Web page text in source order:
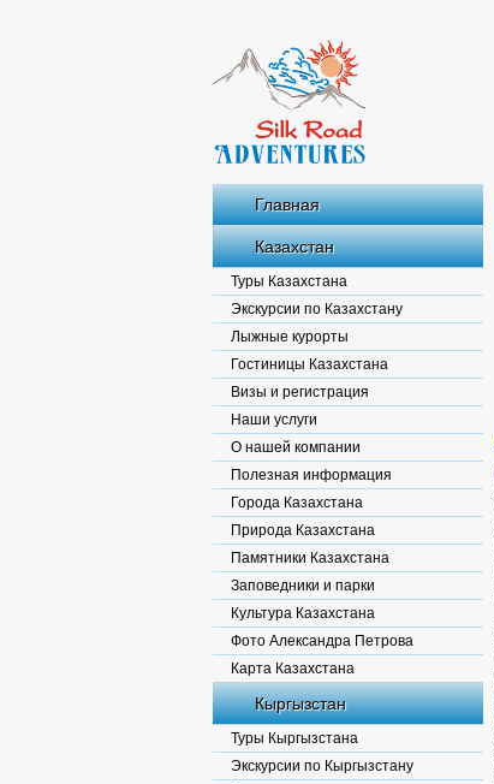
Главная
Казахстан
Туры Казахстана
Экскурсии по Казахстану
Лыжные курорты
Гостиницы Казахстана
Визы и регистрация
Наши услуги
О нашей компании
Полезная информация
Города Казахстана
Природа Казахстана
Памятники Казахстана
Заповедники и парки
Культура Казахстана
Фото Александра Петрова
Карта Казахстана
Кыргызстан
Туры Кыргызстана
Экскурсии по Кыргызстану